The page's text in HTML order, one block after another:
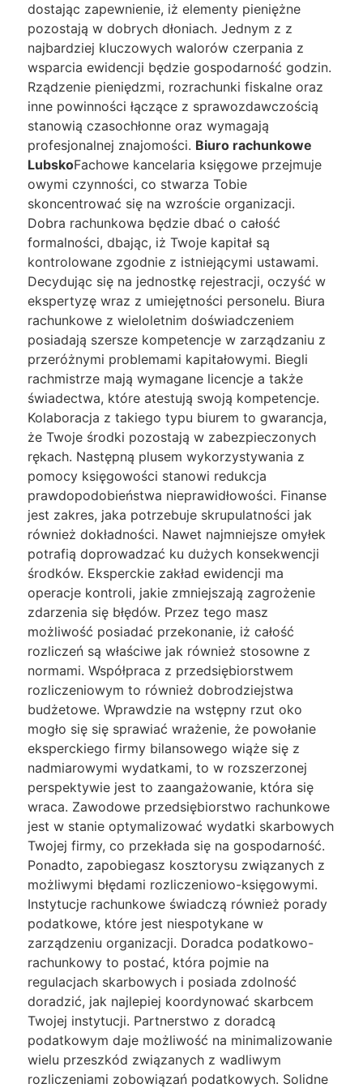
dostając zapewnienie, iż elementy pieniężne
pozostają w dobrych dłoniach. Jednym z z
najbardziej kluczowych walorów czerpania z
wsparcia ewidencji będzie gospodarność godzin.
Rządzenie pieniędzmi, rozrachunki fiskalne oraz
inne powinności łączące z sprawozdawczością
stanowią czasochłonne oraz wymagają
profesjonalnej znajomości. Biuro rachunkowe
LubskoFachowe kancelaria księgowe przejmuje
owymi czynności, co stwarza Tobie
skoncentrować się na wzroście organizacji.
Dobra rachunkowa będzie dbać o całość
formalności, dbając, iż Twoje kapitał są
kontrolowane zgodnie z istniejącymi ustawami.
Decydując się na jednostkę rejestracji, oczyść w
ekspertyzę wraz z umiejętności personelu. Biura
rachunkowe z wieloletnim doświadczeniem
posiadają szersze kompetencje w zarządzaniu z
przeróżnymi problemami kapitałowymi. Biegli
rachmistrze mają wymagane licencje a także
świadectwa, które atestują swoją kompetencje.
Kolaboracja z takiego typu biurem to gwarancja,
że Twoje środki pozostają w zabezpieczonych
rękach. Następną plusem wykorzystywania z
pomocy księgowości stanowi redukcja
prawdopodobieństwa nieprawidłowości. Finanse
jest zakres, jaka potrzebuje skrupulatności jak
również dokładności. Nawet najmniejsze omyłek
potrafią doprowadzać ku dużych konsekwencji
środków. Eksperckie zakład ewidencji ma
operacje kontroli, jakie zmniejszają zagrożenie
zdarzenia się błędów. Przez tego masz
możliwość posiadać przekonanie, iż całość
rozliczeń są właściwe jak również stosowne z
normami. Współpraca z przedsiębiorstwem
rozliczeniowym to również dobrodziejstwa
budżetowe. Wprawdzie na wstępny rzut oko
mogło się się sprawiać wrażenie, że powołanie
eksperckiego firmy bilansowego wiąże się z
nadmiarowymi wydatkami, to w rozszerzonej
perspektywie jest to zaangażowanie, która się
wraca. Zawodowe przedsiębiorstwo rachunkowe
jest w stanie optymalizować wydatki skarbowych
Twojej firmy, co przekłada się na gospodarność.
Ponadto, zapobiegasz kosztorysu związanych z
możliwymi błędami rozliczeniowo-księgowymi.
Instytucje rachunkowe świadczą również porady
podatkowe, które jest niespotykane w
zarządzeniu organizacji. Doradca podatkowo-
rachunkowy to postać, która pojmie na
regulacjach skarbowych i posiada zdolność
doradzić, jak najlepiej koordynować skarbcem
Twojej instytucji. Partnerstwo z doradcą
podatkowym daje możliwość na minimalizowanie
wielu przeszkód związanych z wadliwym
rozliczeniami zobowiązań podatkowych. Solidne